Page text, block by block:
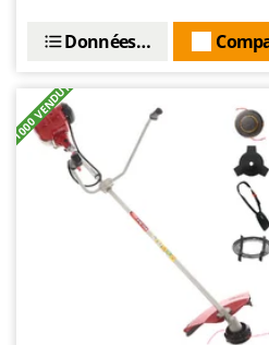
Stocker
T
Tecla
TecnoGen
Tellarini Pompe
Données techniques
+1000 VENDUTI